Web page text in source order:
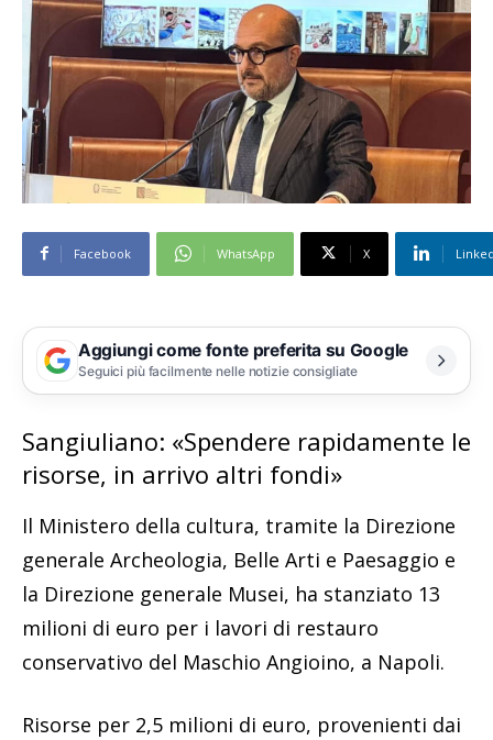
Facebook WhatsApp X
Aggiungi come fonte preferita su Google
Seguici più facilmente nelle notizie consigliate
Sangiuliano: «Spendere rapidamente le
risorse, in arrivo altri fondi»
Il Ministero della cultura, tramite la Direzione
generale Archeologia, Belle Arti e Paesaggio e
la Direzione generale Musei, ha stanziato 13
milioni di euro per i lavori di restauro
conservativo del Maschio Angioino, a Napoli.
Risorse per 2,5 milioni di euro, provenienti dai